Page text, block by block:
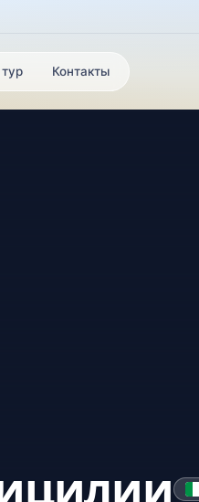
Контакты